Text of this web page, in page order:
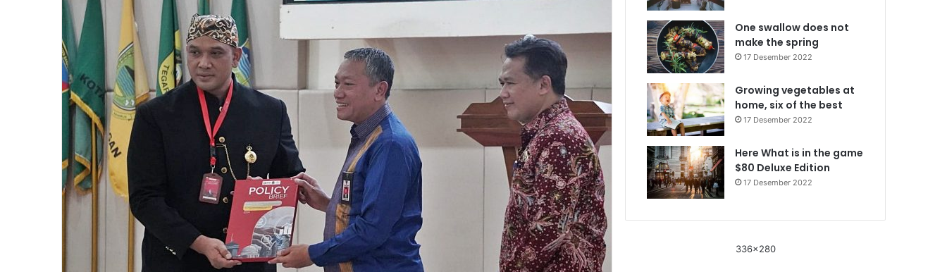
One swallow does not
make the spring
17 Desember 2022
Growing vegetables at
home, six of the best
17 Desember 2022
Here What is in the game
$80 Deluxe Edition
17 Desember 2022
336x280